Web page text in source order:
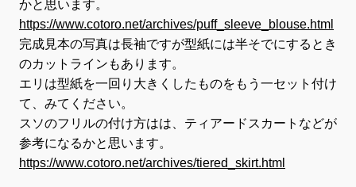
かと思います。
https://www.cotoro.net/archives/puff_sleeve_blouse.html
完成見本の写真は長袖ですが型紙には半そでにするとき
のカットラインもあります。
エリは型紙を一回り大きくしたものをもう一セット付け
て、みてください。
スソのフリルの付け方はは、ティアードスカートなどが
参考になるかと思います。
https://www.cotoro.net/archives/tiered_skirt.html